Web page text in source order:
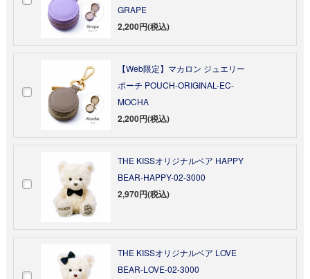
GRAPE
2,200円(税込)
【Web限定】マカロン ジュエリー
ポーチ POUCH-ORIGINAL-EC-
MOCHA
2,200円(税込)
THE KISSオリジナルベア HAPPY
BEAR-HAPPY-02-3000
2,970円(税込)
THE KISSオリジナルベア LOVE
BEAR-LOVE-02-3000